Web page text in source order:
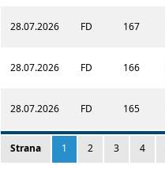
28.07.2026 FD 167
28.07.2026 FD 166
28.07.2026 FD 165
Strana 1 2 3 4